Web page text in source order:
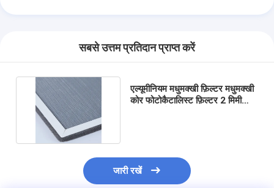
सबसे उत्तम प्रतिदान प्राप्त करें
एल्यूमीनियम मधुमक्खी फ़िल्टर मधुमक्खी
कोर फोटोकैटालिस्ट फ़िल्टर 2 मिमी
जारी रखें